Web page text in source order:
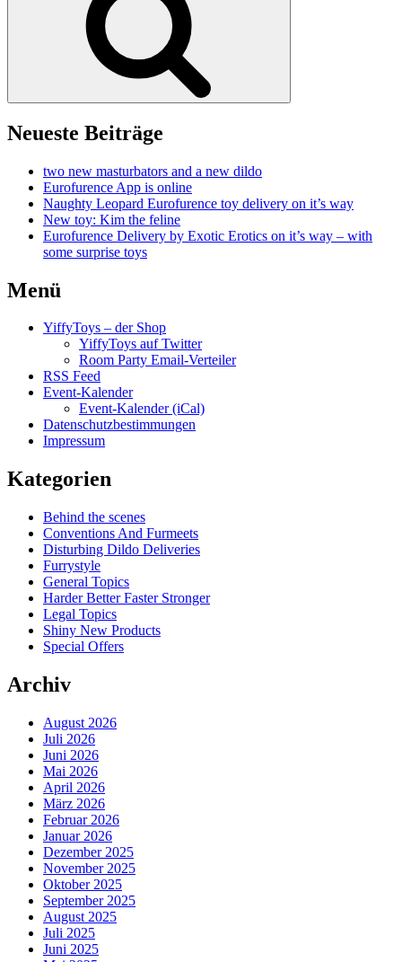
Neueste Beiträge
two new masturbators and a new dildo
Eurofurence App is online
Naughty Leopard Eurofurence toy delivery on it’s way
New toy: Kim the feline
Eurofurence Delivery by Exotic Erotics on it’s way – with
some surprise toys
Menü
YiffyToys – der Shop
YiffyToys auf Twitter
Room Party Email-Verteiler
RSS Feed
Event-Kalender
Event-Kalender (iCal)
Datenschutzbestimmungen
Impressum
Kategorien
Behind the scenes
Conventions And Furmeets
Disturbing Dildo Deliveries
Furrystyle
General Topics
Harder Better Faster Stronger
Legal Topics
Shiny New Products
Special Offers
Archiv
August 2026
Juli 2026
Juni 2026
Mai 2026
April 2026
März 2026
Februar 2026
Januar 2026
Dezember 2025
November 2025
Oktober 2025
September 2025
August 2025
Juli 2025
Juni 2025